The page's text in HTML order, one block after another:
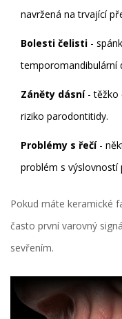
navržená na trvající
Bolesti čelisti -
temporomandibulární
Záněty dásní- těžko
riziko parodontitidy.
Problémy s řečí-
problém s výslovností
Pokud máte keramické
často první varovný
sevřením.